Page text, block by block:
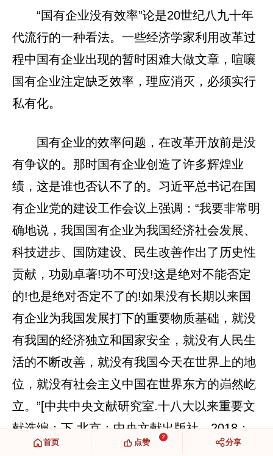
“国有企业没有效率”论是20世纪八九十年
代流行的一种看法。一些经济学家利用改革过
程中国有企业出现的暂时困难大做文章，喧嚷
国有企业注定缺乏效率，理应消灭，必须实行
私有化。
国有企业的效率问题，在改革开放前是没
有争议的。那时国有企业创造了许多辉煌业
绩，这是谁也否认不了的。习近平总书记在国
有企业党的建设工作会议上强调：“我要非常明
确地说，我国国有企业为我国经济社会发展、
科技进步、国防建设、民生改善作出了历史性
贡献，功勋卓著!功不可没!这是绝对不能否定
的!也是绝对否定不了的!如果没有长期以来国
有企业为我国发展打下的重要物质基础，就没
有我国的经济独立和国家安全，就没有人民生
活的不断改善，就没有我国今天在世界上的地
位，就没有社会主义中国在世界东方的岿然屹
立。”[中共中央文献研究室.十八大以来重要文
献选编：下.北京：中央文献出版社，2018：
392-393.]
首页
2
点赞 分享